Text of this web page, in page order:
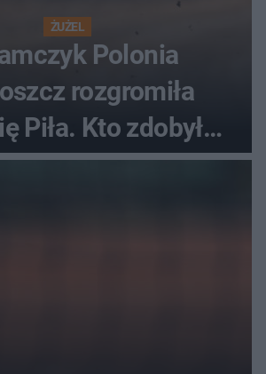
ŻUŻEL
Polonia
rozgromiła
Piła. Kto zdobył
punktów?